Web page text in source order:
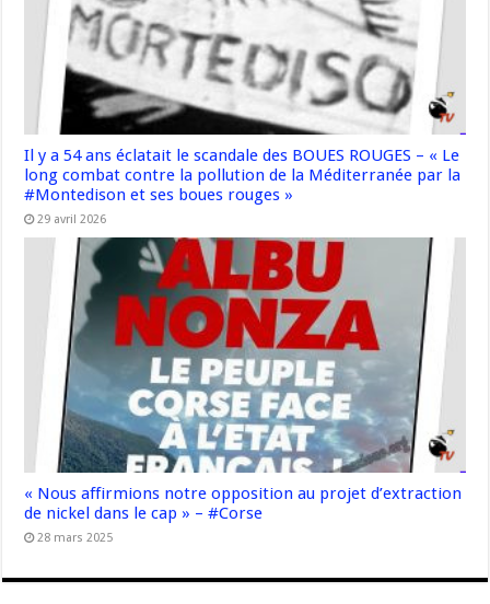
Il y a 54 ans éclatait le scandale des BOUES ROUGES – « Le
long combat contre la pollution de la Méditerranée par la
#Montedison et ses boues rouges »
29 avril 2026
« Nous affirmions notre opposition au projet d’extraction
de nickel dans le cap » – #Corse
28 mars 2025